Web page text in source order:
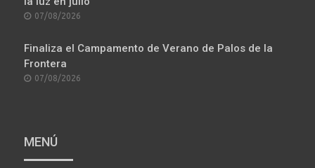
POSTED
07/08/2026
Finaliza el Campamento de Verano de Palos de la
Frontera
POSTED
07/08/2026
MENÚ